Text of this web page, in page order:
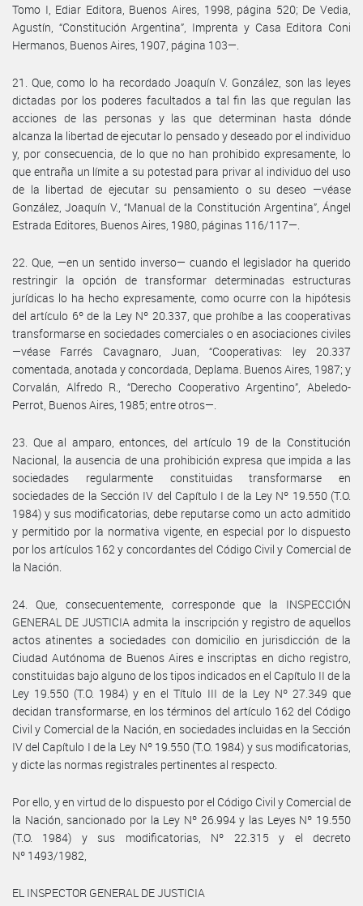
Tomo I, Ediar Editora, Buenos Aires, 1998, página 520; De Vedia,
Agustín, “Constitución Argentina”, Imprenta y Casa Editora Coni
Hermanos, Buenos Aires, 1907, página 103—.
21. Que, como lo ha recordado Joaquín V. González, son las leyes
dictadas por los poderes facultados a tal fin las que regulan las
acciones de las personas y las que determinan hasta dónde
alcanza la libertad de ejecutar lo pensado y deseado por el individuo
y, por consecuencia, de lo que no han prohibido expresamente, lo
que entraña un límite a su potestad para privar al individuo del uso
de la libertad de ejecutar su pensamiento o su deseo —véase
González, Joaquín V., “Manual de la Constitución Argentina”, Ángel
Estrada Editores, Buenos Aires, 1980, páginas 116/117—.
22. Que, —en un sentido inverso— cuando el legislador ha querido
restringir la opción de transformar determinadas estructuras
jurídicas lo ha hecho expresamente, como ocurre con la hipótesis
del artículo 6º de la Ley Nº 20.337, que prohíbe a las cooperativas
transformarse en sociedades comerciales o en asociaciones civiles
—véase Farrés Cavagnaro, Juan, “Cooperativas: ley 20.337
comentada, anotada y concordada, Deplama. Buenos Aires, 1987; y
Corvalán, Alfredo R., “Derecho Cooperativo Argentino”, Abeledo-
Perrot, Buenos Aires, 1985; entre otros—.
23. Que al amparo, entonces, del artículo 19 de la Constitución
Nacional, la ausencia de una prohibición expresa que impida a las
sociedades regularmente constituidas transformarse en
sociedades de la Sección IV del Capítulo I de la Ley Nº 19.550 (T.O.
1984) y sus modificatorias, debe reputarse como un acto admitido
y permitido por la normativa vigente, en especial por lo dispuesto
por los artículos 162 y concordantes del Código Civil y Comercial de
la Nación.
24. Que, consecuentemente, corresponde que la INSPECCIÓN
GENERAL DE JUSTICIA admita la inscripción y registro de aquellos
actos atinentes a sociedades con domicilio en jurisdicción de la
Ciudad Autónoma de Buenos Aires e inscriptas en dicho registro,
constituidas bajo alguno de los tipos indicados en el Capítulo II de la
Ley 19.550 (T.O. 1984) y en el Título III de la Ley Nº 27.349 que
decidan transformarse, en los términos del artículo 162 del Código
Civil y Comercial de la Nación, en sociedades incluidas en la Sección
IV del Capítulo I de la Ley Nº 19.550 (T.O. 1984) y sus modificatorias,
y dicte las normas registrales pertinentes al respecto.
Por ello, y en virtud de lo dispuesto por el Código Civil y Comercial de
la Nación, sancionado por la Ley Nº 26.994 y las Leyes Nº 19.550
(T.O. 1984) y sus modificatorias, Nº 22.315 y el decreto
Nº 1493/1982,
EL INSPECTOR GENERAL DE JUSTICIA